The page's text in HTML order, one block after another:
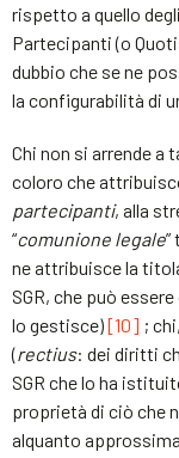
rispetto a quello
Partecipanti (o
dubbio che se ne
la configurabilità di
Chi non si arrende
coloro che
partecipanti, alla
“comunione legale
ne attribuisce la
SGR, che può
lo gestisce)[10] ;
(rectius: dei diritti
SGR che lo ha
proprietà di ciò che
alquanto